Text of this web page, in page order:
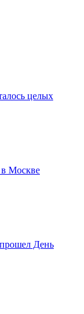
целых
в Москве
День